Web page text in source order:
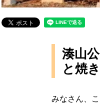
湊山
と焼
みなさん、こ